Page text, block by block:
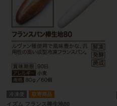
冷凍便 取寄商品
イズム フランス棒生地80